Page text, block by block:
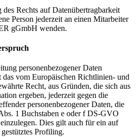
Rechts auf Datenübertragbarkeit
Person jederzeit an einen Mitarbeiter
gGmbH wenden.
personenbezogener Daten
das vom Europäischen Richtlinien- und
Recht, aus Gründen, die sich aus
ergeben, jederzeit gegen die
personenbezogener Daten, die
1 Buchstaben e oder f DS-GVO
Dies gilt auch für ein auf
Profiling.